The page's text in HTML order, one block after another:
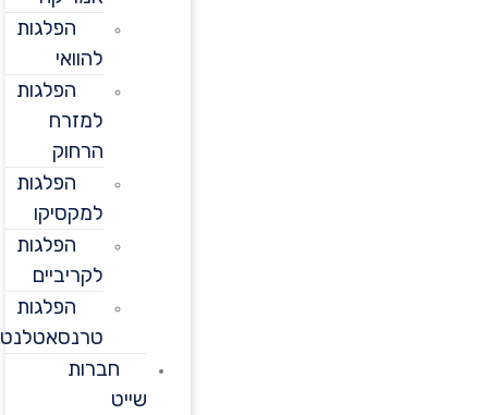
הפלגות
הפלגות
למזרח
הרחוק
הפלגות
למקסיקו
הפלגות
לקריביים
הפלגות
טרנסאטלנטיות
חברות